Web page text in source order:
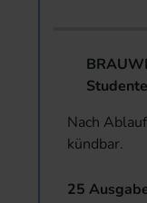
Nach
kündbar.
25